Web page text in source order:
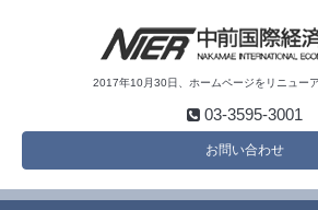
2017年10月30日、ホームページをリニュー
03-3595-3001
お問い合わせ